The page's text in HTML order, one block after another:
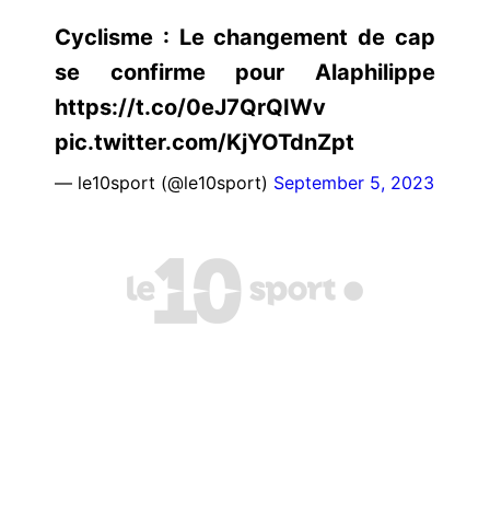
Cyclisme : Le changement de cap
se confirme pour Alaphilippe
https://t.co/0eJ7QrQIWv
pic.twitter.com/KjYOTdnZpt
— le10sport (@le10sport) September 5, 2023